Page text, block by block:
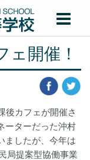
ェ開催！
後カフェが開催さ
ーターだった沖村
ましたが、今年は
局提案型協働事業